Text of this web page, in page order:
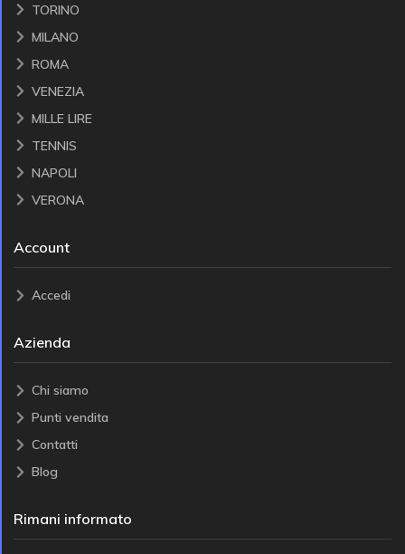
TORINO
MILANO
ROMA
VENEZIA
MILLE LIRE
TENNIS
NAPOLI
VERONA
Account
Accedi
Azienda
Chi siamo
Punti vendita
Contatti
Blog
Rimani informato